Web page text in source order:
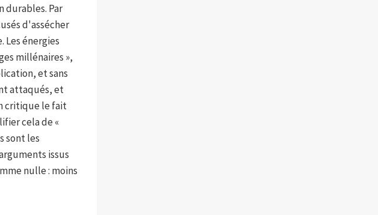
durables. Par
d'assécher
Les énergies
millénaires »,
et sans
attaqués, et
critique le fait
cela de «
sont les
issus
nulle : moins